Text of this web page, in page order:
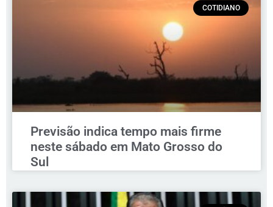
COTIDIANO
Previsão indica tempo mais firme
neste sábado em Mato Grosso do
Sul